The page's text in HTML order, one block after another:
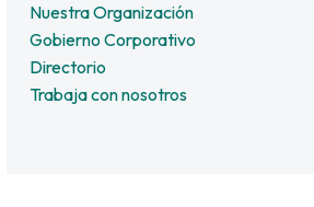
Nuestra Organización
Gobierno Corporativo
Directorio
Trabaja con nosotros